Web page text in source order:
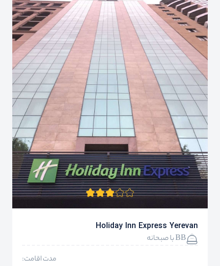
Holiday Inn Express Yerevan
BB با صبحانه
مدت اقامت: